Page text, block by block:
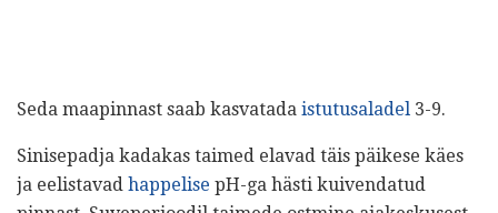
Seda maapinnast saab kasvatada istutusaladel 3-9.
Sinisepadja kadakas taimed elavad täis päikese käes
ja eelistavad happelise pH-ga hästi kuivendatud